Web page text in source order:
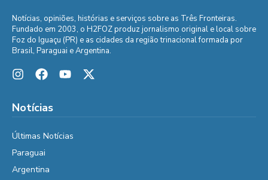
Notícias, opiniões, histórias e serviços sobre as Três Fronteiras.
Fundado em 2003, o H2FOZ produz jornalismo original e local sobre
Foz do Iguaçu (PR) e as cidades da região trinacional formada por
Brasil, Paraguai e Argentina.
Notícias
Últimas Notícias
Paraguai
Argentina